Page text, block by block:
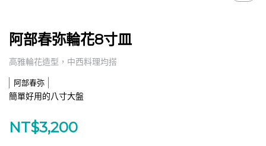
阿部春弥輪花8寸皿
高雅輪花造型，中西料理均搭
阿部春弥
簡單好用的八寸大盤
NT$3,200